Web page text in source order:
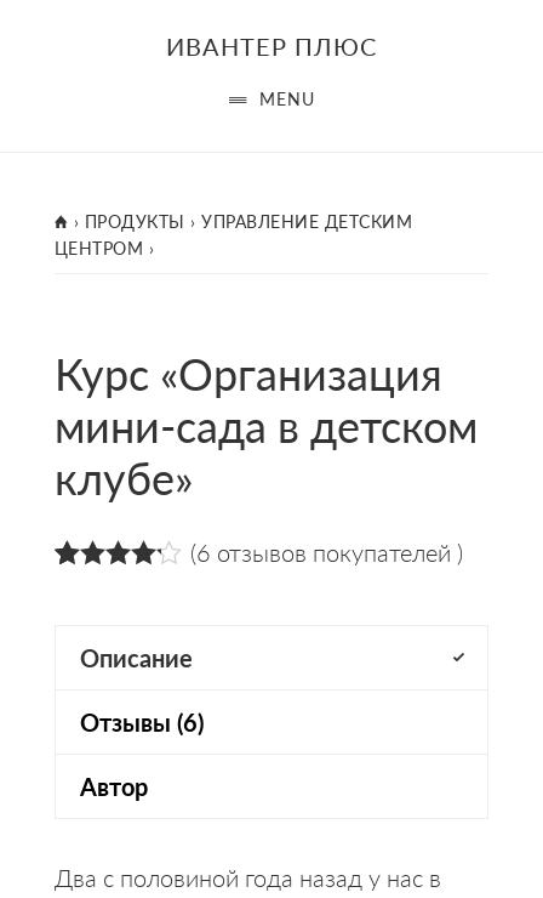
ИВАНТЕР ПЛЮС
MENU
ГЛАВНАЯ
› ПРОДУКТЫ ›УПРАВЛЕНИЕ ДЕТСКИМ
ЦЕНТРОМ ›
Курс «Организация
мини-сада в детском
клубе»
пользователей
(6 отзывов покупателей )
Описание
Отзывы (6)
Автор
Два с половиной года назад у нас в